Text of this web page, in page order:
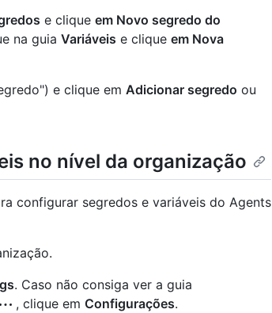
e clique em Novo segredo do
na guia Variáveis e clique em Nova
e clique em Adicionar segredo ou
no nível da organização
configurar segredos e variáveis do Agents
. Caso não consiga ver a guia
, clique em Configurações.